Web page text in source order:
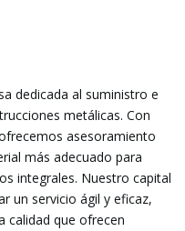
dedicada al suministro e
metálicas. Con
asesoramiento
más adecuado para
integrales. Nuestro capital
un servicio ágil y eficaz,
calidad que ofrecen